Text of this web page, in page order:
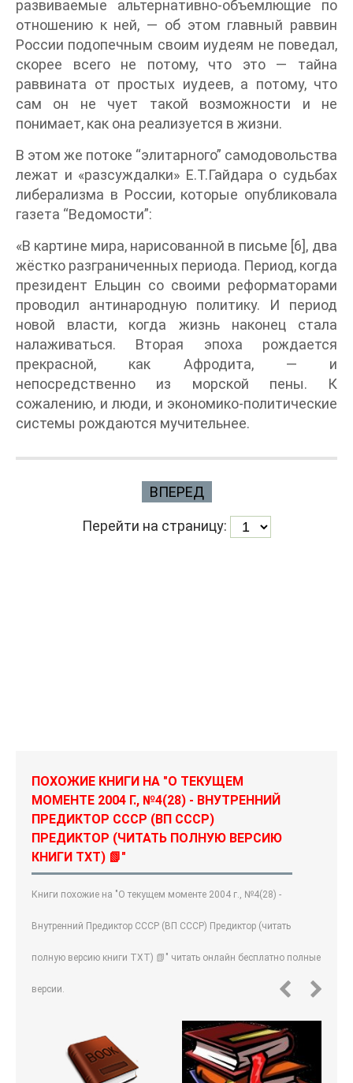
развиваемые альтернативно-объемлющие по
отношению к ней, — об этом главный раввин
России подопечным своим иудеям не поведал,
скорее всего не потому, что это — тайна
раввината от простых иудеев, а потому, что
сам он не чует такой возможности и не
понимает, как она реализуется в жизни.
В этом же потоке “элитарного” самодовольства
лежат и «разсуждалки» Е.Т.Гайдара о судьбах
либерализма в России, которые опубликовала
газета “Ведомости”:
«В картине мира, нарисованной в письме [6], два
жёстко разграниченных периода. Период, когда
президент Ельцин со своими реформаторами
проводил антинародную политику. И период
новой власти, когда жизнь наконец стала
налаживаться. Вторая эпоха рождается
прекрасной, как Афродита, — и
непосредственно из морской пены. К
сожалению, и люди, и экономико-политические
системы рождаются мучительнее.
ВПЕРЕД
Перейти на страницу:
ПОХОЖИЕ КНИГИ НА "О ТЕКУЩЕМ
МОМЕНТЕ 2004 Г., №4(28) - ВНУТРЕННИЙ
ПРЕДИКТОР СССР (ВП СССР)
ПРЕДИКТОР (ЧИТАТЬ ПОЛНУЮ ВЕРСИЮ
КНИГИ TXT) 📗"
Книги похожие на "О текущем моменте 2004 г., №4(28) -
Внутренний Предиктор СССР (ВП СССР) Предиктор (читать
полную версию книги TXT) 📗" читать онлайн бесплатно полные
версии.